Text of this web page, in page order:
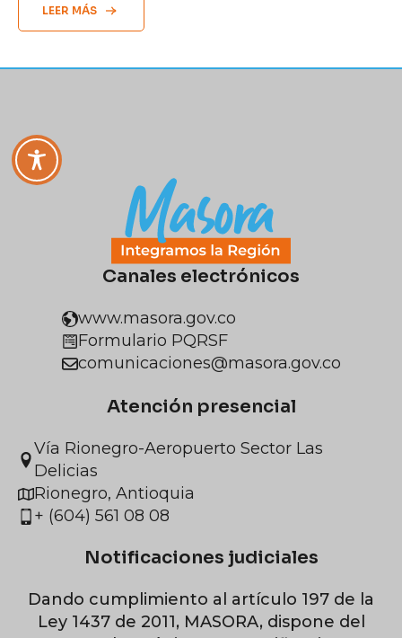
LEER MÁS
Canales electrónicos
www.masora.gov.co
Formulario PQRSF
comunicaciones@masora.gov.co
Atención presencial
Vía Rionegro-Aeropuerto Sector Las
Delicias
Rionegro, Antioquia
+ (604) 561 08 08
Notificaciones judiciales
Dando cumplimiento al artículo 197 de la
Ley 1437 de 2011, MASORA, dispone del